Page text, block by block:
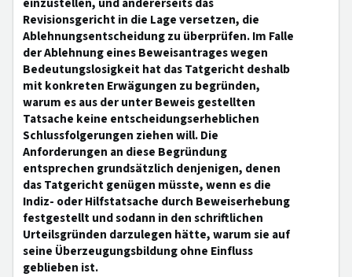
Revisionsgericht in die Lage versetzen, die
Ablehnungsentscheidung zu überprüfen. Im Falle
der Ablehnung eines Beweisantrages wegen
Bedeutungslosigkeit hat das Tatgericht deshalb
mit konkreten Erwägungen zu begründen,
warum es aus der unter Beweis gestellten
Tatsache keine entscheidungserheblichen
Schlussfolgerungen ziehen will. Die
Anforderungen an diese Begründung
entsprechen grundsätzlich denjenigen, denen
das Tatgericht genügen müsste, wenn es die
Indiz- oder Hilfstatsache durch Beweiserhebung
festgestellt und sodann in den schriftlichen
Urteilsgründen darzulegen hätte, warum sie auf
seine Überzeugungsbildung ohne Einfluss
geblieben ist.